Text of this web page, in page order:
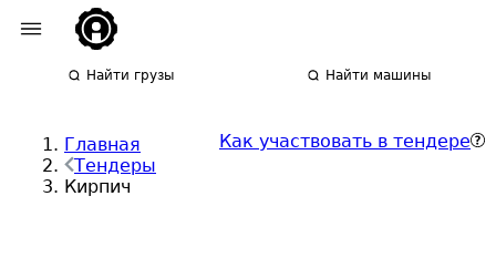
Найти грузы Найти машины
Главная
Тендеры
Кирпич
Как участвовать в тендере